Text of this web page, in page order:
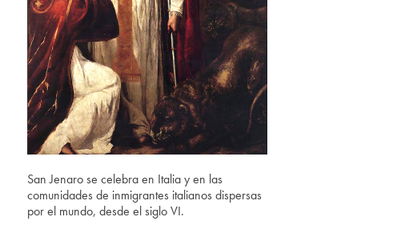
San Jenaro se celebra en Italia y en las
comunidades de inmigrantes italianos dispersas
por el mundo, desde el siglo VI.